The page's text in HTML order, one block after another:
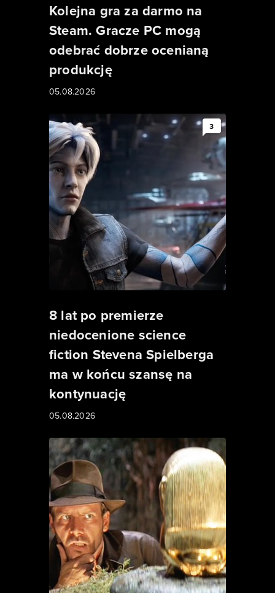
Kolejna gra za darmo na
Steam. Gracze PC mogą
odebrać dobrze ocenianą
produkcję
05.08.2026
3
8 lat po premierze
niedocenione science
fiction Stevena Spielberga
ma w końcu szansę na
kontynuację
05.08.2026